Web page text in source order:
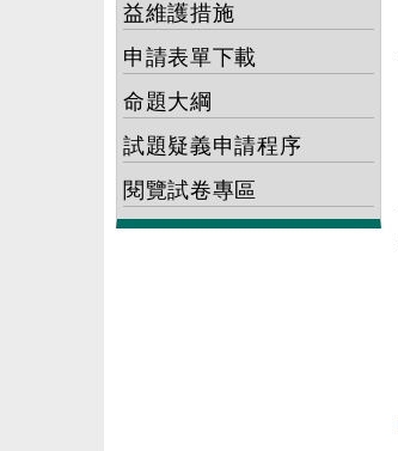
益維護措施
申請表單下載
命題大綱
試題疑義申請程序
閱覽試卷專區